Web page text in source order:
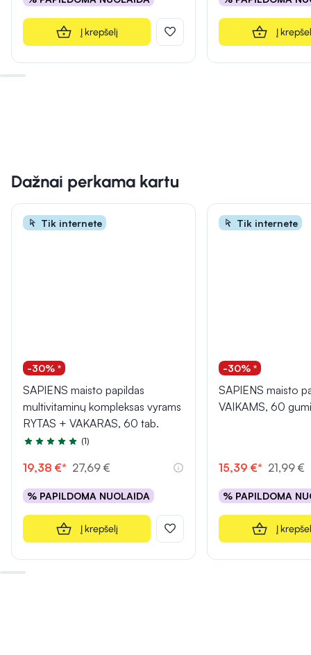
Į krepšelį Į
Dažnai perkama kartu
Tik internete
-30% *
SAPIENS maisto papildas
multivitaminų kompleksas vyrams
RYTAS + VAKARAS, 60 tab.
Įvertinimas 5.0 iš 5
(1)
19,38 €* 27,69 €
% PAPILDOMA NUOLAIDA
Į krepšelį
Tik internete
-30% *
SAPIENS maisto
VAIKAMS, 60
15,39 €* 21,99 €
% PAPILDOMA
Į